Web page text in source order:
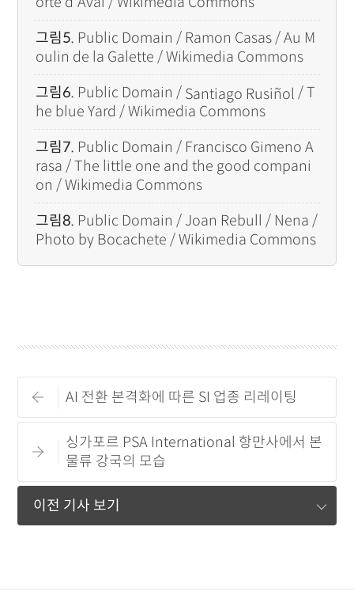
그림5. Public Domain / Ramon Casas / Au M
oulin de la Galette / Wikimedia Commons
그림6. Public Domain / Santiago Rusiñol / T
he blue Yard / Wikimedia Commons
그림7. Public Domain / Francisco Gimeno A
rasa / The little one and the good compani
on / Wikimedia Commons
그림8. Public Domain / Joan Rebull / Nena /
Photo by Bocachete / Wikimedia Commons
AI 전환 본격화에 따른 SI 업종 리레이팅
싱가포르 PSA International 항만사에서 본
물류 강국의 모습
이전 기사 보기